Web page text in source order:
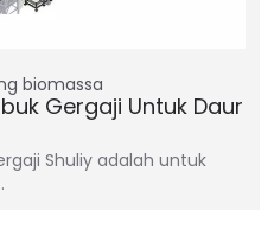
biomassa
Gergaji Untuk Daur
Shuliy adalah untuk